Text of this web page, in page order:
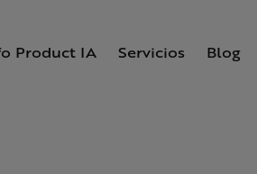
Product IA Servicios Blog